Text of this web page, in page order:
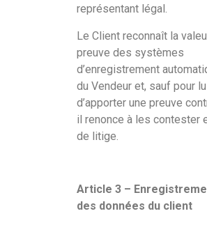
représentant légal.
Le Client reconnaît la
preuve des systèmes
d’enregistrement
du Vendeur et, sauf pour
d’apporter une preuve
il renonce à les contester
de litige.
Article 3 –
des données du client